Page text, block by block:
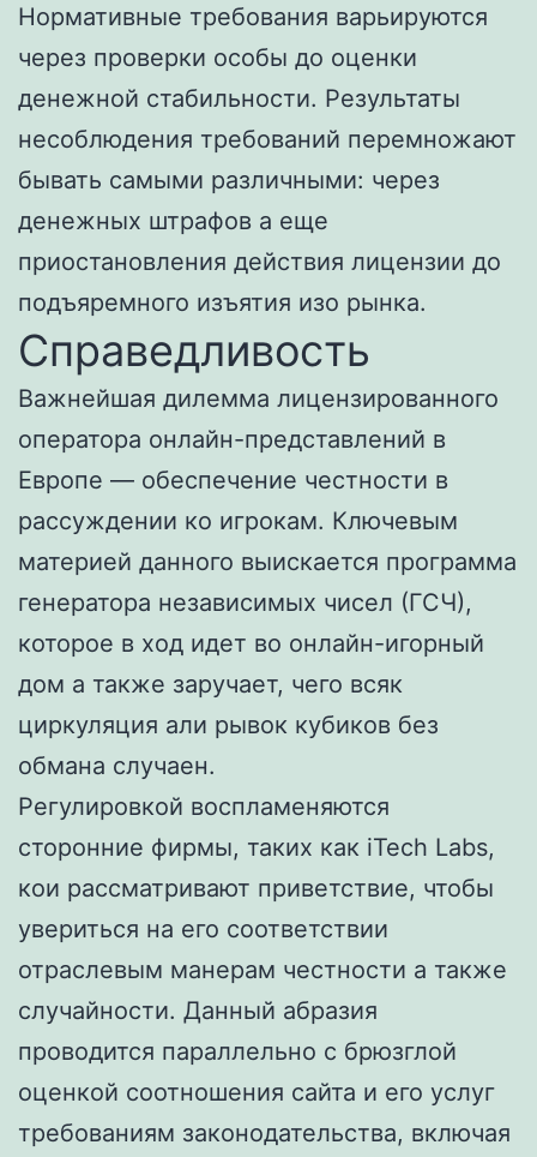
Нормативные требования варьируются
через проверки особы до оценки
денежной стабильности. Результаты
несоблюдения требований перемножают
бывать самыми различными: через
денежных штрафов а еще
приостановления действия лицензии до
подъяремного изъятия изо рынка.
Справедливость
Важнейшая дилемма лицензированного
оператора онлайн-представлений в
Европе — обеспечение честности в
рассуждении ко игрокам. Ключевым
материей данного выискается программа
генератора независимых чисел (ГСЧ),
которое в ход идет во онлайн-игорный
дом а также заручает, чего всяк
циркуляция али рывок кубиков без
обмана случаен.
Регулировкой воспламеняются
сторонние фирмы, таких как iTech Labs,
кои рассматривают приветствие, чтобы
увериться на его соответствии
отраслевым манерам честности а также
случайности. Данный абразия
проводится параллельно с брюзглой
оценкой соотношения сайта и его услуг
требованиям законодательства, включая